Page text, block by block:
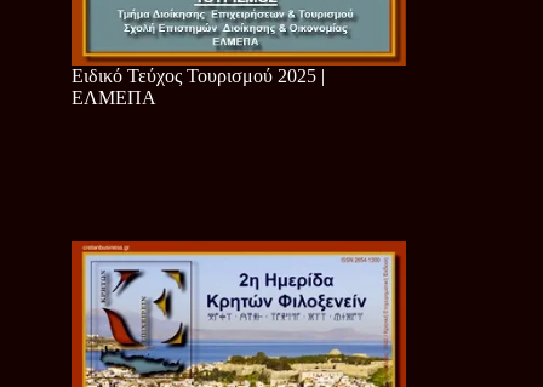
Ειδικό Τεύχος Τουρισμού 2025 |
ΕΛΜΕΠΑ